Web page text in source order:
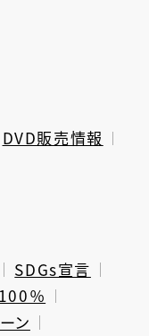
DVD販売情報
SDGs宣言
％
ン